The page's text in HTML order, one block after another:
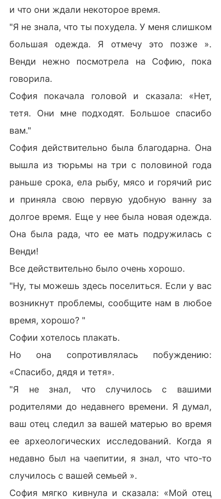
и что они ждали некоторое время.
"Я не знала, что ты похудела. У меня слишком
большая одежда. Я отмечу это позже ».
Венди нежно посмотрела на Софию, пока
говорила.
София покачала головой и сказала: «Нет,
тетя. Они мне подходят. Большое спасибо
вам."
София действительно была благодарна. Она
вышла из тюрьмы на три с половиной года
раньше срока, ела рыбу, мясо и горячий рис
и приняла свою первую удобную ванну за
долгое время. Еще у нее была новая одежда.
Она была рада, что ее мать подружилась с
Венди!
Все действительно было очень хорошо.
"Ну, ты можешь здесь поселиться. Если у вас
возникнут проблемы, сообщите нам в любое
время, хорошо? "
Софии хотелось плакать.
Но она сопротивлялась побуждению:
«Спасибо, дядя и тетя».
"Я не знал, что случилось с вашими
родителями до недавнего времени. Я думал,
ваш отец следил за вашей матерью во время
ее археологических исследований. Когда я
недавно был на чаепитии, я знал, что что-то
случилось с вашей семьей ».
София мягко кивнула и сказала: «Мой отец